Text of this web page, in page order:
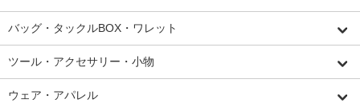
バッグ・タックルBOX・ワレット
ツール・アクセサリー・小物
ウェア・アパレル